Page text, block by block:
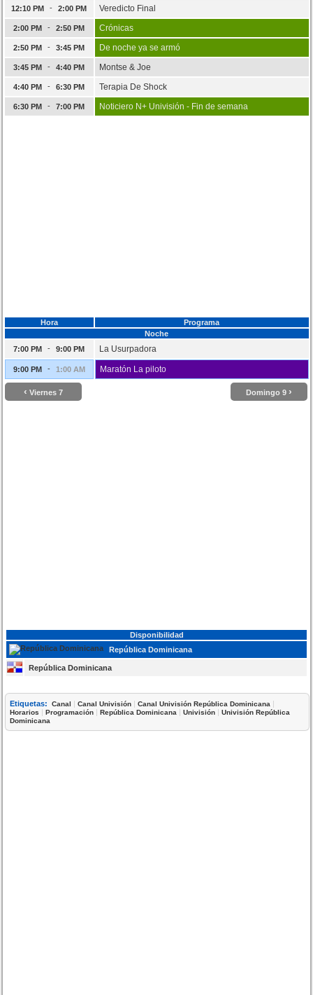
12:10 PM
- 2:00 PM Veredicto Final
2:00 PM - 2:50 PM Crónicas
2:50 PM - 3:45 PM De noche ya se armó
3:45 PM - 4:40 PM Montse & Joe
4:40 PM - 6:30 PM Terapia De Shock
6:30 PM - 7:00 PM Noticiero N+ Univisión - Fin de semana
Hora
Programa
Noche
7:00 PM
- 9:00 PM La Usurpadora
9:00 PM - 1:00 AM Maratón La piloto
‹ Viernes 7 Domingo 9 ›
Disponibilidad
República Dominicana
República Dominicana
Etiquetas: Canal |Canal Univisión |Canal Univisión República Dominicana |
Horarios |Programación |República Dominicana |Univisión |Univisión República
Dominicana